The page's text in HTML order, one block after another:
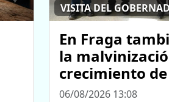
VISITA DEL
En Fraga
la
crecimiento de
06/08/2026 13:08